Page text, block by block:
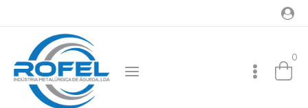
to
content
0